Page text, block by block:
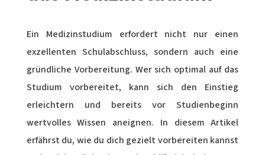
Ein Medizinstudium erfordert nicht nur einen
exzellenten Schulabschluss, sondern auch eine
gründliche Vorbereitung. Wer sich optimal auf das
Studium vorbereitet, kann sich den Einstieg
erleichtern und bereits vor Studienbeginn
wertvolles Wissen aneignen. In diesem Artikel
erfährst du, wie du dich gezielt vorbereiten kannst